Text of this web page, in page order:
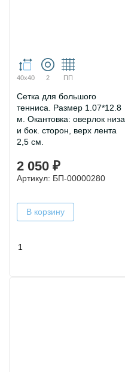
40х40 2 ПП
Сетка для большого
тенниса. Размер 1.07*12.8
м. Окантовка: оверлок низа
и бок. сторон, верх лента
2,5 см.
2 050 ₽
Артикул: БП-00000280
В корзину